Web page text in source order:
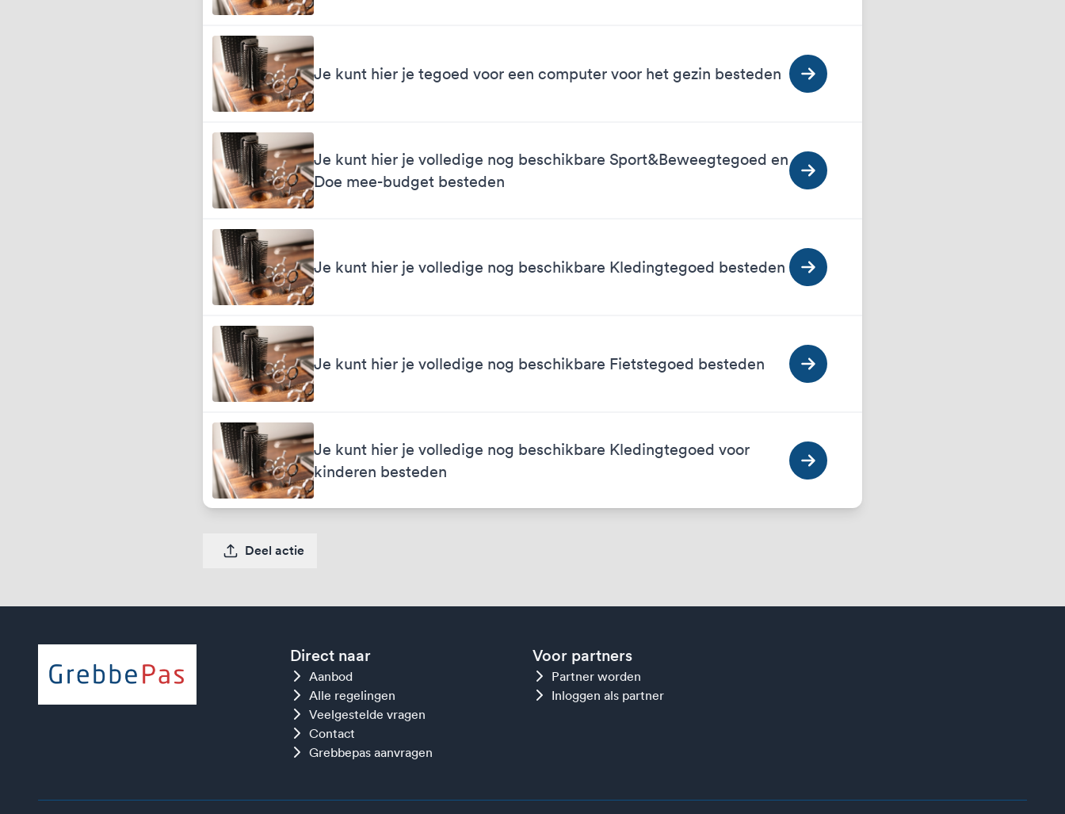
Je kunt hier je tegoed voor een computer voor het gezin besteden
Je kunt hier je volledige nog beschikbare Sport&Beweegtegoed en
Doe mee-budget besteden
Je kunt hier je volledige nog beschikbare Kledingtegoed besteden
Je kunt hier je volledige nog beschikbare Fietstegoed besteden
Je kunt hier je volledige nog beschikbare Kledingtegoed voor
kinderen besteden
Deel actie
Direct naar
Aanbod
Alle regelingen
Veelgestelde vragen
Contact
Grebbepas aanvragen
Voor partners
Partner worden
Inloggen als partner